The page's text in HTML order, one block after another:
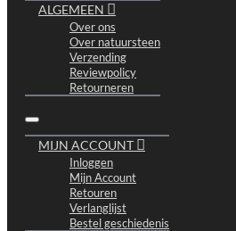
ALGEMEEN
Over ons
Over natuursteen
Verzending
Reviewpolicy
Retourneren
MIJN ACCOUNT
Inloggen
Mijn Account
Retouren
Verlanglijst
Bestel geschiedenis